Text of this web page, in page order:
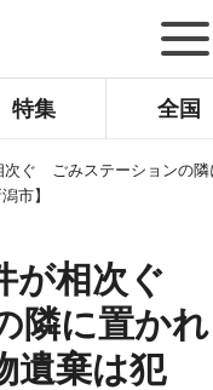
特集 全国
次ぐ ごみステーションの隣
市】
が相次ぐ
隣に置かれ
遺棄は犯